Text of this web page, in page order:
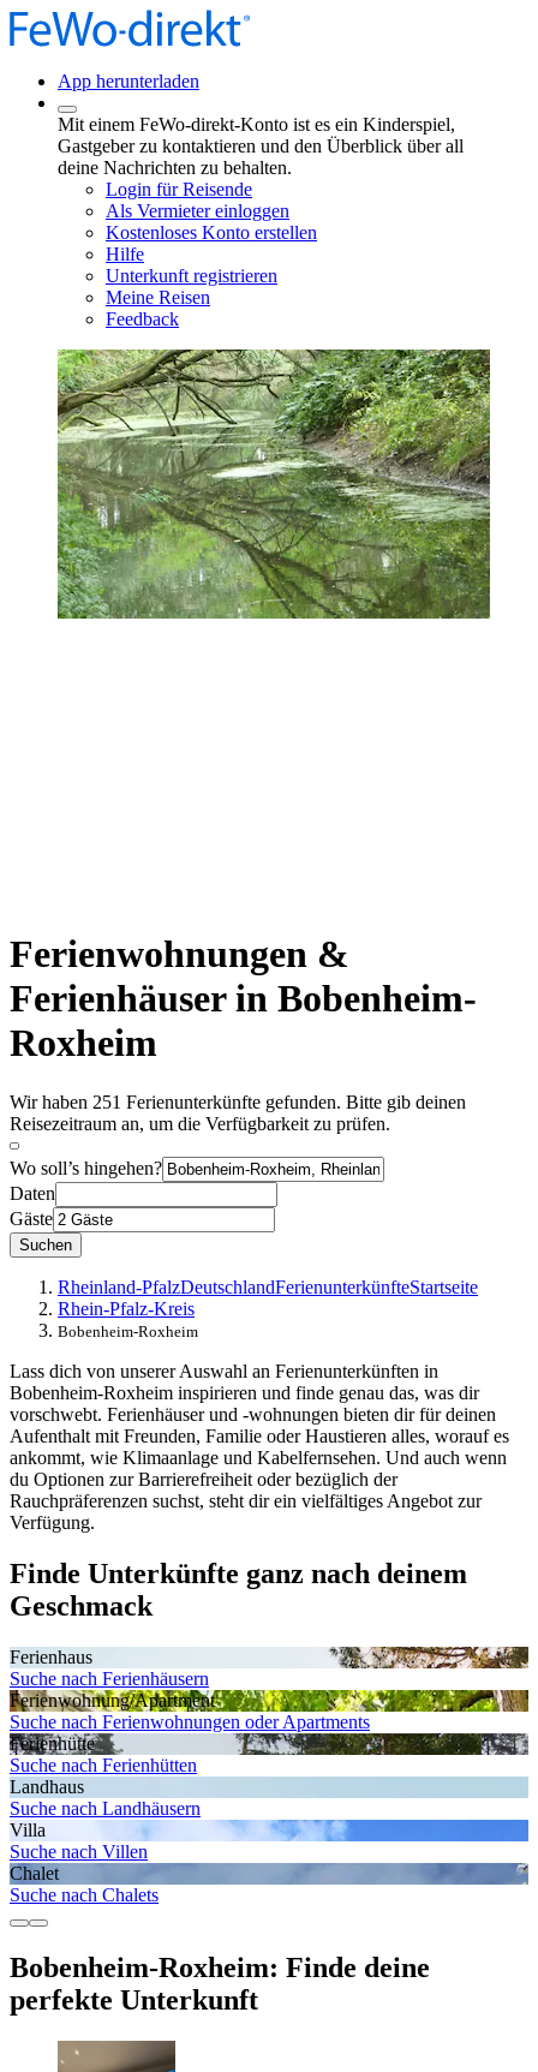
App herunterladen
Mit einem FeWo-direkt-Konto ist es ein Kinderspiel,
Gastgeber zu kontaktieren und den Überblick über all
deine Nachrichten zu behalten.
Login für Reisende
Als Vermieter einloggen
Kostenloses Konto erstellen
Hilfe
Unterkunft registrieren
Meine Reisen
Feedback
Ferienwohnungen &
Ferienhäuser in Bobenheim-
Roxheim
Wir haben 251 Ferienunterkünfte gefunden. Bitte gib deinen
Reisezeitraum an, um die Verfügbarkeit zu prüfen.
Wo soll’s hingehen?
Daten
Gäste
Suchen
Rheinland-PfalzDeutschlandFerienunterkünfteStartseite
Rhein-Pfalz-Kreis
Bobenheim-Roxheim
Lass dich von unserer Auswahl an Ferienunterkünften in
Bobenheim-Roxheim inspirieren und finde genau das, was dir
vorschwebt. Ferienhäuser und -wohnungen bieten dir für deinen
Aufenthalt mit Freunden, Familie oder Haustieren alles, worauf es
ankommt, wie Klimaanlage und Kabelfernsehen. Und auch wenn
du Optionen zur Barrierefreiheit oder bezüglich der
Rauchpräferenzen suchst, steht dir ein vielfältiges Angebot zur
Verfügung.
Finde Unterkünfte ganz nach deinem
Geschmack
Ferienhaus
Suche nach Ferienhäusern
Ferienwohnung/Apartment
Suche nach Ferienwohnungen oder Apartments
Ferienhütte
Suche nach Ferienhütten
Landhaus
Suche nach Landhäusern
Villa
Suche nach Villen
Chalet
Suche nach Chalets
Bobenheim-Roxheim: Finde deine
perfekte Unterkunft